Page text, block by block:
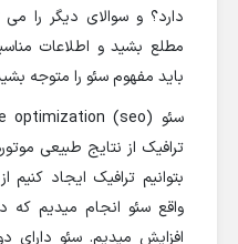
دارد؟ و سوالای دیگر را
مطلع بشید و اطلاعات
باید مفهوم سئو را متوجه
ترافیک از نتایج طبیعی
بتوانیم ترافیک ایجاد
واقع سئو انجام میدیم که
افزایش میدیم. سئو